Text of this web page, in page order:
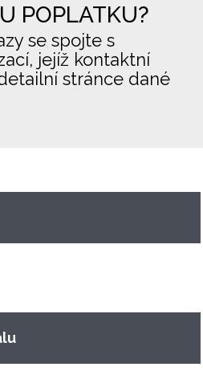
POPLATKU?
se spojte s
jejíž kontaktní
stránce dané